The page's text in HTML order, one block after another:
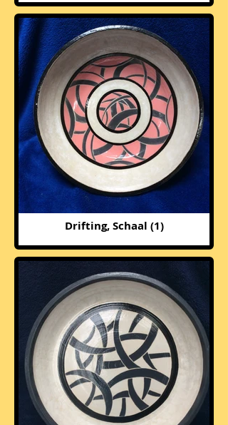
Drifting, Schaal (1)